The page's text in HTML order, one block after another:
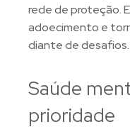
rede de proteção.
adoecimento e
diante de desafios.
Saúde
prioridade